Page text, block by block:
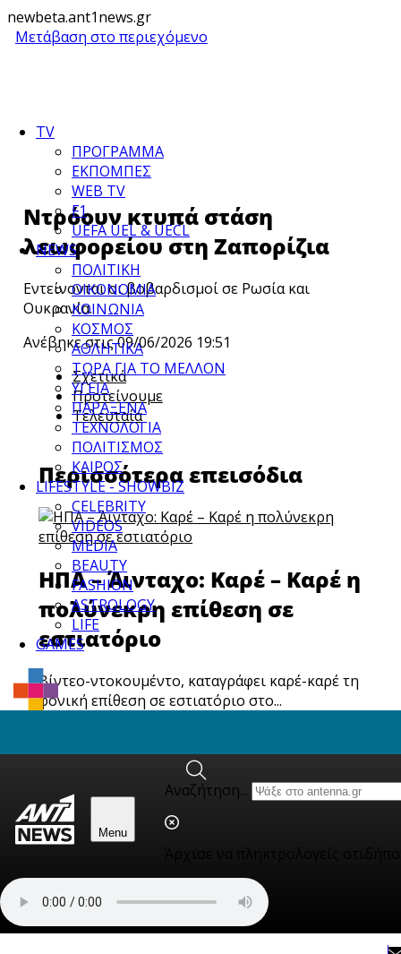
newbeta.ant1news.gr
Μετάβαση στο περιεχόμενο
TV
ΠΡΟΓΡΑΜΜΑ
ΕΚΠΟΜΠΕΣ
WEB TV
F1
UEFA UEL & UECL
NEWS
ΠΟΛΙΤΙΚΗ
ΟΙΚΟΝΟΜΙΑ
ΚΟΙΝΩΝΙΑ
ΚΟΣΜΟΣ
ΑΘΛΗΤΙΚΑ
ΤΩΡΑ ΓΙΑ ΤΟ ΜΕΛΛΟΝ
ΥΓΕΙΑ
ΠΑΡΑΞΕΝΑ
ΤΕΧΝΟΛΟΓΙΑ
ΠΟΛΙΤΙΣΜΟΣ
ΚΑΙΡΟΣ
LIFESTYLE - SHOWBIZ
CELEBRITY
VIDEOS
MEDIA
BEAUTY
FASHION
ASTROLOGY
LIFE
GAMES
Menu
Αναζήτηση...
Ντρόουν κτυπά στάση
λεωφορείου στη Ζαπορίζια
Εντείνονται οι βοβαρδισμοί σε Ρωσία και
Ουκρανία.
Ανέβηκε στις 09/06/2026 19:51
Σχετικά
Προτείνουμε
Τελευταία
Περισσότερα επεισόδια
ΗΠΑ – Άινταχο: Καρέ – Καρέ η
πολύνεκρη επίθεση σε
εστιατόριο
Βίντεο-ντοκουμέντο, καταγράφει καρέ-καρέ τη
φονική επίθεση σε εστιατόριο στο...
Σε "τεντωμένο σχοινί" οι
σχέσεις ΗΠΑ – Ιράν
Το Ιράν και οι ΗΠΑ δεν εμπλέκονται σε άμεσες